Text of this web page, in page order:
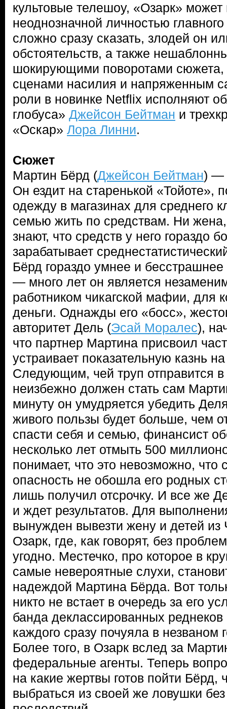
культовые телешоу, «Озарк» может
неоднозначной личностью главного
сложно сразу сказать, злодей он
обстоятельств, а также
шокирующими поворотами
сценами насилия и напряженным
роли в новинке Netflix исполняют
глобуса» Джейсон Бейтман и
«Оскар» Лора Линни.
Сюжет
Мартин Бёрд (Джейсон Бейтман) —
Он ездит на старенькой «Тойоте»,
одежду в магазинах для среднего
семью жить по средствам. Ни
знают, что средств у него гораздо
зарабатывает
Бёрд гораздо умнее и бесстрашнее
— много лет он является
работником чикагской мафии, для
деньги. Однажды его «босс»,
авторитет Дель (Эсай Моралес),
что партнер Мартина присвоил
устраивает показательную казнь
Следующим, чей труп отправится в
неизбежно должен стать сам
минуту он умудряется убедить
живого пользы будет больше, чем
спасти себя и семью, финансист
несколько лет отмыть 500
понимает, что это невозможно, что
опасность не обошла его родных
лишь получил отсрочку. И все же
и ждет результатов. Для
вынужден вывезти жену и детей из
Озарк, где, как говорят, без
угодно. Местечко, про которое в
самые невероятные слухи,
надеждой Мартина Бёрда. Вот
никто не встает в очередь за его
банда деклассированных реднеков
каждого сразу почуяла в незваном
Более того, в Озарк вслед за
федеральные агенты. Теперь
на какие жертвы готов пойти Бёрд,
выбраться из своей же ловушки без